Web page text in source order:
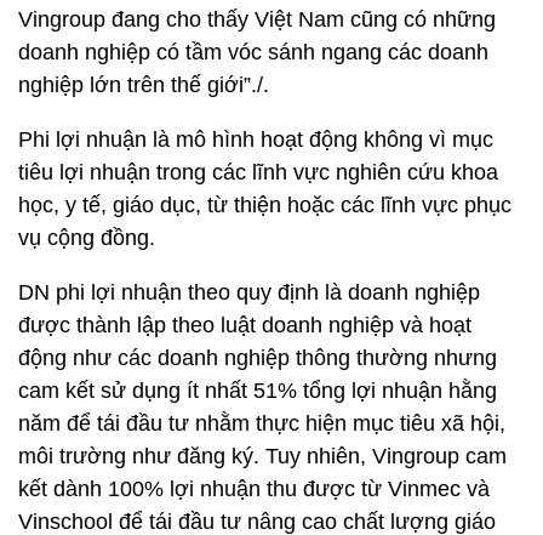
Vingroup đang cho thấy Việt Nam cũng có những
doanh nghiệp có tầm vóc sánh ngang các doanh
nghiệp lớn trên thế giới”./.
Phi lợi nhuận là mô hình hoạt động không vì mục
tiêu lợi nhuận trong các lĩnh vực nghiên cứu khoa
học, y tế, giáo dục, từ thiện hoặc các lĩnh vực phục
vụ cộng đồng.
DN phi lợi nhuận theo quy định là doanh nghiệp
được thành lập theo luật doanh nghiệp và hoạt
động như các doanh nghiệp thông thường nhưng
cam kết sử dụng ít nhất 51% tổng lợi nhuận hằng
năm để tái đầu tư nhằm thực hiện mục tiêu xã hội,
môi trường như đăng ký. Tuy nhiên, Vingroup cam
kết dành 100% lợi nhuận thu được từ Vinmec và
Vinschool để tái đầu tư nâng cao chất lượng giáo